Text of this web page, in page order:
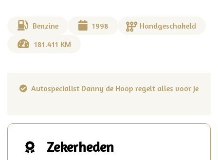
Benzine 1998
Handgeschakeld
181.411 KM
Autospecialist Danny de Hoop regelt alles voor je
Zekerheden